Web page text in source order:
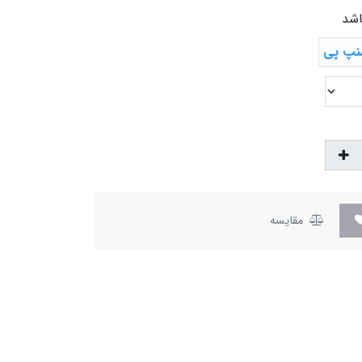
مقایسه